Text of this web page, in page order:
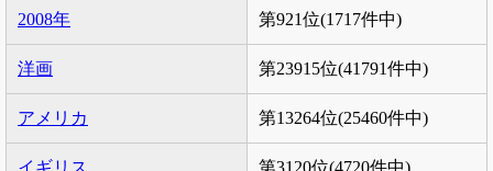
2008年 第921位(1717件中)
洋画 第23915位(41791件中)
アメリカ 第13264位(25460件中)